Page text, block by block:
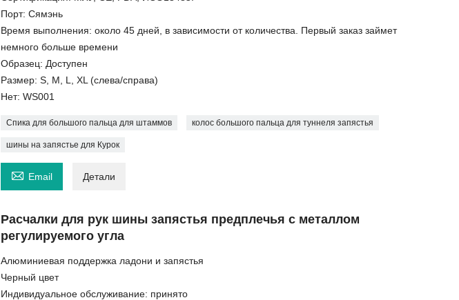
Порт: Сямэнь
Время выполнения: около 45 дней, в зависимости от количества. Первый заказ займет
немного больше времени
Образец: Доступен
Размер: S, M, L, XL (слева/справа)
Нет: WS001
Спика для большого пальца для штаммов колос большого пальца для туннеля запястья
шины на запястье для Курок
 Email Детали
Расчалки для рук шины запястья предплечья с металлом
регулируемого угла
Алюминиевая поддержка ладони и запястья
Черный цвет
Индивидуальное обслуживание: принято